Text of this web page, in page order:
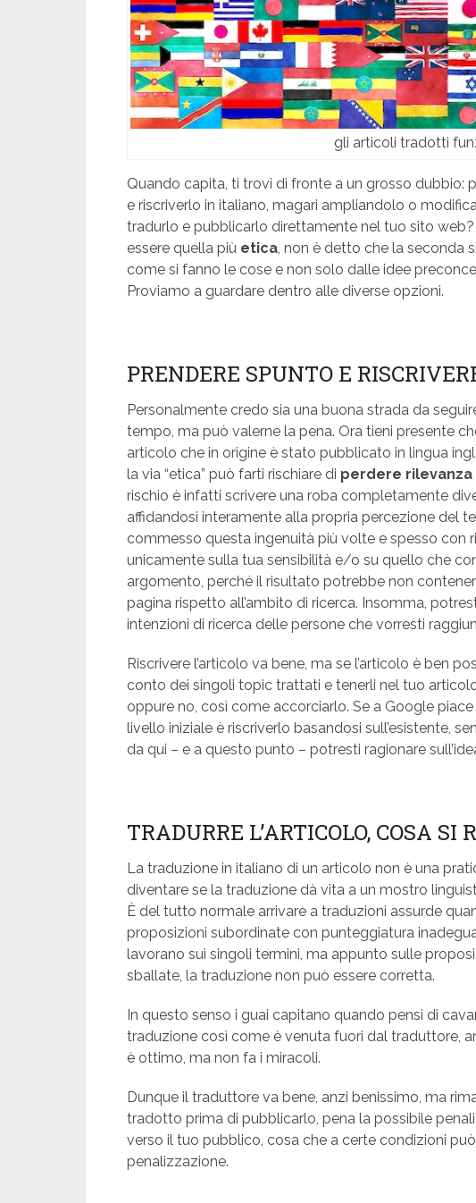
gli articoli tradotti
Quando capita, ti trovi di fronte a un grosso dubbio:
e riscriverlo in italiano, magari ampliandolo o
tradurlo e pubblicarlo direttamente nel tuo sito
essere quella più etica, non è detto che la seconda
come si fanno le cose e non solo dalle idee
Proviamo a guardare dentro alle diverse opzioni.
PRENDERE SPUNTO E
Personalmente credo sia una buona strada da
tempo, ma può valerne la pena. Ora tieni presente
articolo che in origine è stato pubblicato in lingua
la via “etica” può farti rischiare di perdere
rischio è infatti scrivere una roba completamente
affidandosi interamente alla propria percezione del
commesso questa ingenuità più volte e spesso con
unicamente sulla tua sensibilità e/o su quello che
argomento, perché il risultato potrebbe non
pagina rispetto all’ambito di ricerca. Insomma,
intenzioni di ricerca delle persone che vorresti
Riscrivere l’articolo va bene, ma se l’articolo è ben
conto dei singoli topic trattati e tenerli nel tuo
oppure no, così come accorciarlo. Se a Google
livello iniziale è riscriverlo basandosi sull’esistente,
da qui – e a questo punto – potresti ragionare
TRADURRE L’ARTICOLO, COSA SI
La traduzione in italiano di un articolo non è una
diventare se la traduzione dà vita a un mostro
È del tutto normale arrivare a traduzioni assurde
proposizioni subordinate con punteggiatura
lavorano sui singoli termini, ma appunto sulle
sballate, la traduzione non può essere corretta.
In questo senso i guai capitano quando pensi di
traduzione così come è venuta fuori dal traduttore,
è ottimo, ma non fa i miracoli.
Dunque il traduttore va bene, anzi benissimo, ma
tradotto prima di pubblicarlo, pena la possibile
verso il tuo pubblico, cosa che a certe condizioni
penalizzazione.